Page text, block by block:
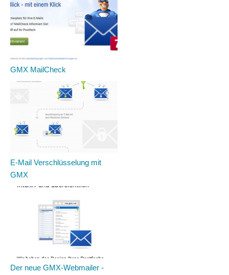
GMX MailCheck
E-Mail Verschlüsselung mit
GMX
Der neue GMX-Webmailer -